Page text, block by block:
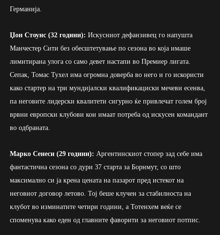
Германија.
Џон Стоунс (32 години): Искусниот дефанзивец го напушта
Манчестер Сити без обесштетување по сезона во која имаше
лимитирана улога со само девет настапи во Премиер лигата.
Сепак, Томас Тухел има огромна доверба во него и го искористи
како стартер на три мундијалски квалификациски мечеви есенва,
па неговите лидерски квалитети сигурно ќе привлечат голем број
врвни европски клубови кои имаат потреба од искусен командант
во одбраната.
Марко Сенеси (29 години): Аргентинскиот стопер зад себе има
фантастична сезона со дури 37 старта за Борнмут, со што
максимално си ја крена цената на пазарот пред истекот на
неговиот договор летово. Тој беше клучен за стабилноста на
клубот во изминатите четири години, а Тотенхем веќе се
споменува како еден од главните фаворити за неговиот потпис.